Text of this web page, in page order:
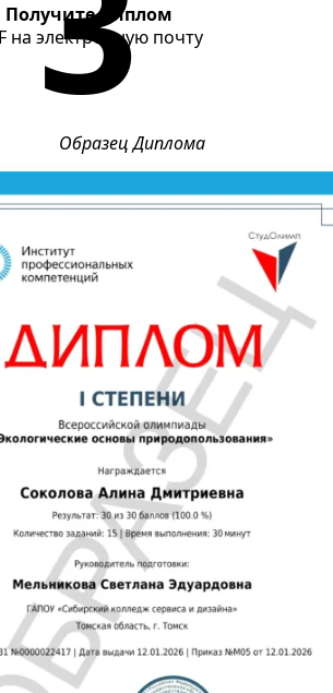
Получите диплом
на электронную почту
Образец Диплома